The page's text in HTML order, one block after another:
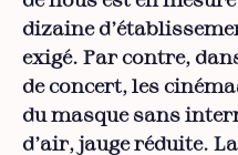
dizaine
exigé. Par contre,
de concert, les
du masque sans
d’air, jauge réduite.